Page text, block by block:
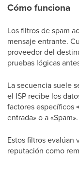
Cómo funciona
Los filtros de spam
mensaje entrante.
proveedor del
pruebas lógicas
La secuencia suele
el ISP recibe los
factores específicos
entrada» o a «Spam».
Estos filtros evalúan
reputación como